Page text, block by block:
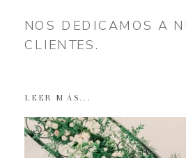
LEER MÁS...
NOS DEDICAMOS A
CLIENTES.